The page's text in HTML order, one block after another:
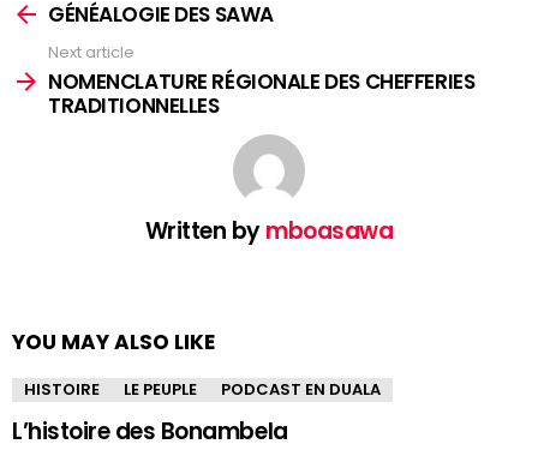
moreGÉNÉALOGIE DES SAWA
Next article
NOMENCLATURE RÉGIONALE DES CHEFFERIES
TRADITIONNELLES
Written bymboasawa
YOU MAY ALSO LIKE
HISTOIRE LE PEUPLE PODCAST EN DUALA
L’histoire des Bonambela